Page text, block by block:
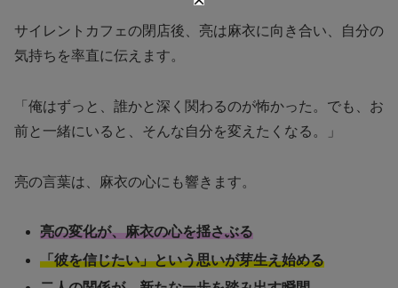
サイレントカフェの閉店後、亮は麻衣に向き合い、自分の
気持ちを率直に伝えます。
「俺はずっと、誰かと深く関わるのが怖かった。でも、お
前と一緒にいると、そんな自分を変えたくなる。」
亮の言葉は、麻衣の心にも響きます。
亮の変化が、麻衣の心を揺さぶる
「彼を信じたい」という思いが芽生え始める